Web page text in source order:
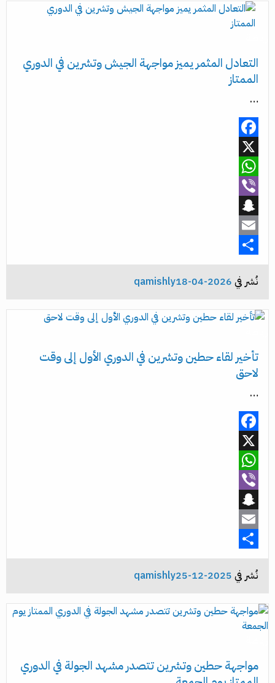
التعادل المثمر يميز مواجهة الجيش وتشرين في الدوري
الممتاز
…
Facebook
X
WhatsApp
Viber
Snapchat
Email
Share
نُشر في 2026-04-18
qamishly
تأخير لقاء حطين وتشرين في الدوري الأول إلى وقت
لاحق
…
Facebook
X
WhatsApp
Viber
Snapchat
Email
Share
نُشر في 2025-12-25
qamishly
مواجهة حطين وتشرين تتصدر مشهد الجولة في الدوري